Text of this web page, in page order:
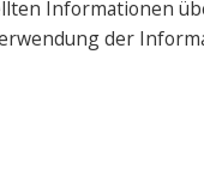
Informationen
der